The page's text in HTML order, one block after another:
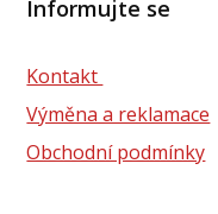
Informujte se
Kontakt
Výměna a reklamace
Obchodní podmínky